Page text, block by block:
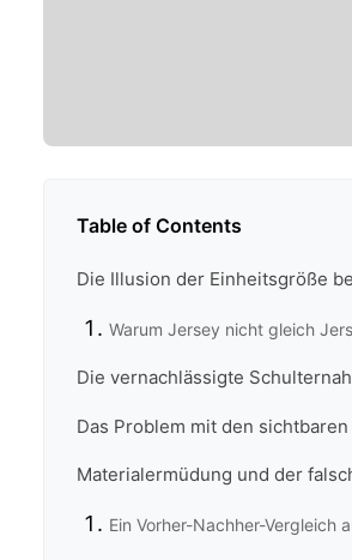
Table of Contents
Die Illusion der Einheitsgröße
Warum Jersey nicht gleich
Die vernachlässigte
Das Problem mit den
Materialermüdung und der
Ein Vorher-Nachher-Vergleich